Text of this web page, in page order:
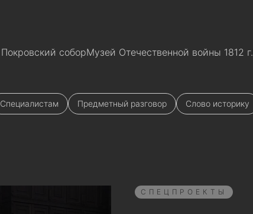
Покровский соборМузей Отечественной войны 1812 г.
Специалистам Предметный разговор Слово историку
СПЕЦПРОЕКТЫ